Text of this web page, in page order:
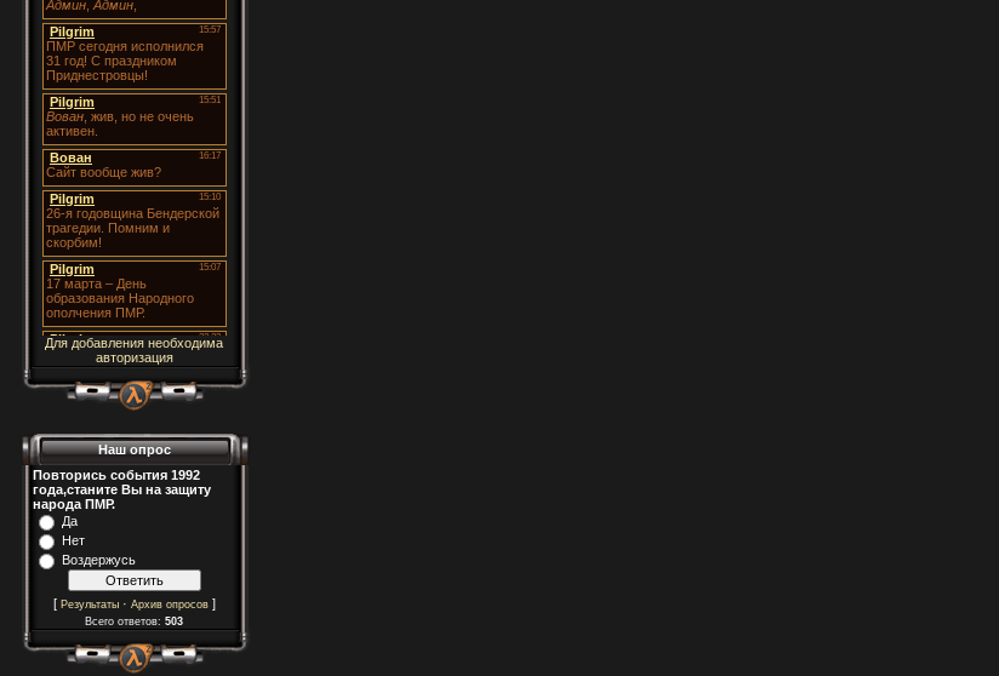
Для добавления необходима
авторизация
Наш опрос
Повторись события 1992
года,станите Вы на защиту
народа ПМР.
Да
Нет
Воздержусь
[ Результаты· Архив опросов]
Всего ответов: 503